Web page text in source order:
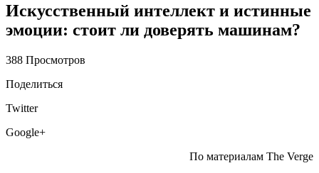
Искусственный интеллект и истинные
эмоции: стоит ли доверять машинам?
388 Просмотров
Поделиться
Twitter
Google+
По материалам The Verge